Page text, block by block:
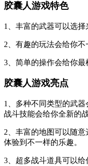
胶囊人游戏特色
1、丰富的武器可以选择
2、有趣的玩法会给你不
3、简单的操作会给你最
胶囊人游戏亮点
1、多种不同类型的武
战斗技能会给你全新的
2、丰富的地图可以随
体验到不一样的乐趣。
3、超多战斗道具可以